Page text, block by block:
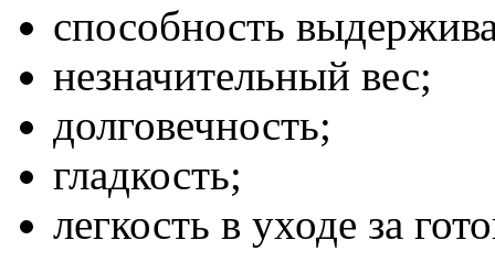
способность
незначительный вес;
долговечность;
гладкость;
легкость в уходе за